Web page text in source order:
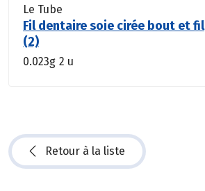
Le Tube
Fil dentaire soie cirée bout et fil
(2)
0.023g 2 u
Retour à la liste